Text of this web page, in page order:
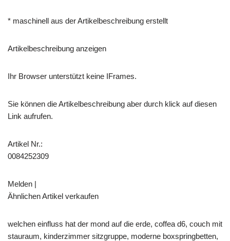
* maschinell aus der Artikelbeschreibung erstellt
Artikelbeschreibung anzeigen
Ihr Browser unterstützt keine IFrames.
Sie können die Artikelbeschreibung aber durch klick auf diesen
Link aufrufen.
Artikel Nr.:
0084252309
Melden |
Ähnlichen Artikel verkaufen
welchen einfluss hat der mond auf die erde, coffea d6, couch mit
stauraum, kinderzimmer sitzgruppe, moderne boxspringbetten,